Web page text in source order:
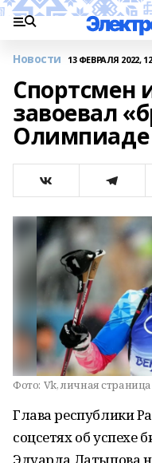
Новости 13 ФЕВРАЛЯ 2022,
Спортсмен
завоевал
Олимпиаде
Фото: Vk, личная
Глава республики
соцсетях об успехе